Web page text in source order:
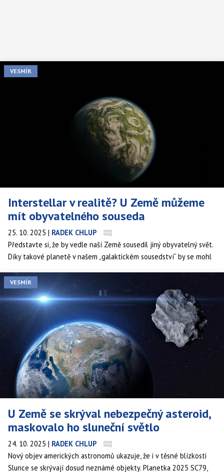
VESMÍR
Interstellar v realitě? U Země můžeme
mít obyvatelného souseda
25. 10. 2025 | RADEK CHLUP
Představte si, že by vedle naší Země sousedil jiný obyvatelný svět.
Díky takové planetě v našem „galaktickém sousedství“ by se mohl
v případě katastrofy uprchnout na jinou planetu! Samozřejmě, i
tohle pořad zní jako velké „sci-fi“. Astronomové nicméně blízko
naší planety objevili vhodného kandidáta.
VESMÍR
U Země se skrýval nebezpečný asteroid,
maskovalo ho sluneční světlo
24. 10. 2025 | RADEK CHLUP
Nový objev amerických astronomů ukazuje, že i v těsné blízkosti
Slunce se skrývají dosud neznámé objekty. Planetka 2025 SC79,